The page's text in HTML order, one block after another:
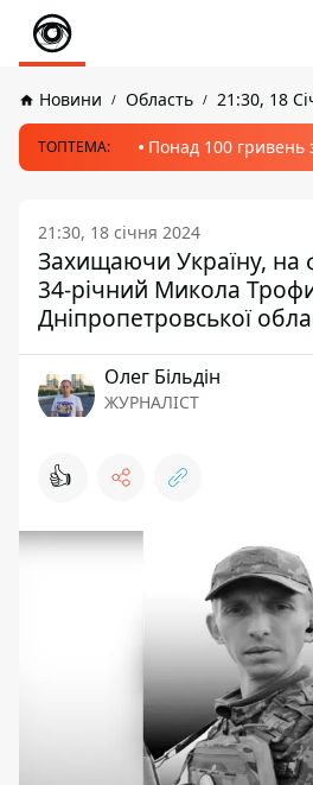
Новини Область 21:30, 18
ТОПТЕМА: Понад 100 гривень
21:30, 18 січня 2024
Захищаючи Україну, на
34-річний Микола
Дніпропетровської
Олег Більдін
ЖУРНАЛІСТ
👍